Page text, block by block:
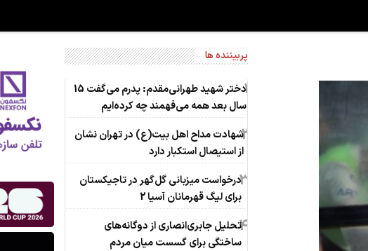
پربیننده ها
1
دختر شهید طهرانی‌مقدم: پدرم می‌گفت 15
سال بعد همه می‌فهمند چه کرده‌ایم
2شهادت مداح اهل بیت(ع) در تهران نشان
از استیصال استکبار دارد
3درخواست میزبانی گل‌گهر در تاجیکستان
برای لیگ قهرمانان آسیا 2
4تحلیل جابری‌انصاری از دوگانه‌های
ساختگی ‌برای گسست میان مردم